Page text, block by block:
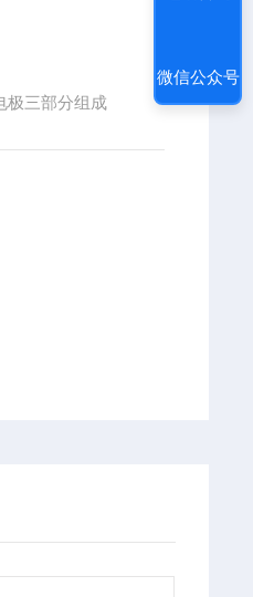
极三部分组成
微信公众号